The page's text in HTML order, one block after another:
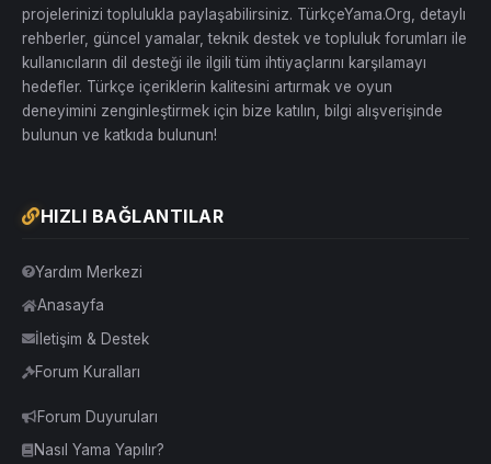
projelerinizi toplulukla paylaşabilirsiniz. TürkçeYama.Org, detaylı
rehberler, güncel yamalar, teknik destek ve topluluk forumları ile
kullanıcıların dil desteği ile ilgili tüm ihtiyaçlarını karşılamayı
hedefler. Türkçe içeriklerin kalitesini artırmak ve oyun
deneyimini zenginleştirmek için bize katılın, bilgi alışverişinde
bulunun ve katkıda bulunun!
HIZLI BAĞLANTILAR
Yardım Merkezi
Anasayfa
İletişim & Destek
Forum Kuralları
Forum Duyuruları
Nasıl Yama Yapılır?